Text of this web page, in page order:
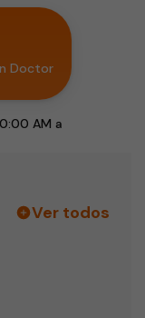
Doctor
AM a
Ver todos